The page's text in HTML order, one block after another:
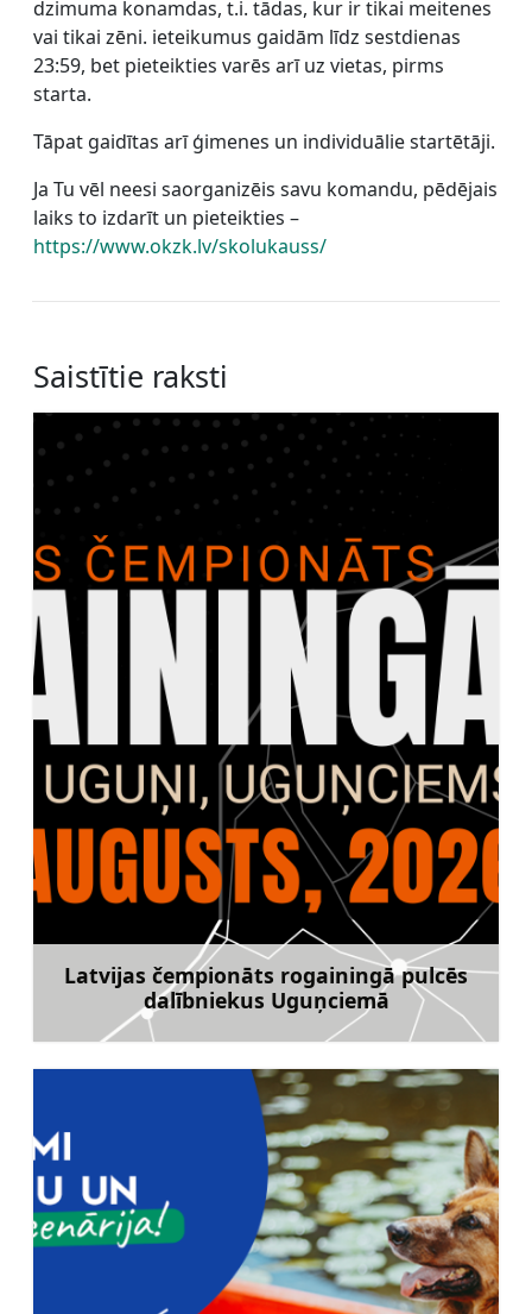
dzimuma konamdas, t.i. tādas, kur ir tikai meitenes
vai tikai zēni. ieteikumus gaidām līdz sestdienas
23:59, bet pieteikties varēs arī uz vietas, pirms
starta.
Tāpat gaidītas arī ģimenes un individuālie startētāji.
Ja Tu vēl neesi saorganizēis savu komandu, pēdējais
laiks to izdarīt un pieteikties –
https://www.okzk.lv/skolukauss/
Saistītie raksti
Latvijas čempionāts rogainingā pulcēs
dalībniekus Uguņciemā
Uzzināt vairāk